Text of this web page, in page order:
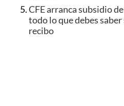
CFE arranca subsidio
todo lo que debes
recibo